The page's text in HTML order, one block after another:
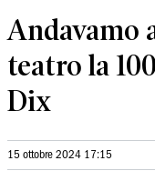
Andavamo
teatro la
Dix
15 ottobre 2024 17:15